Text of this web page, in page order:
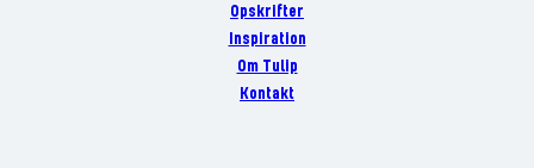
Opskrifter
Inspiration
Om Tulip
Kontakt